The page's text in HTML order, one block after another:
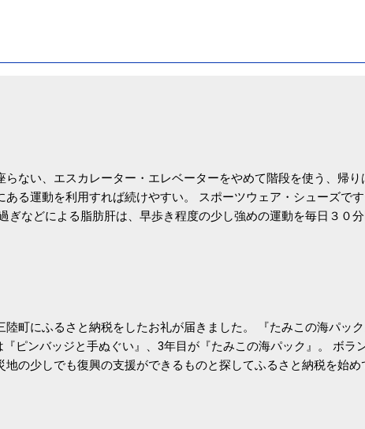
らない、エスカレーター・エレベーターをやめて階段を使う、帰
ある運動を利用すれば続けやすい。 スポーツウェア・シューズで
などによる脂肪肝は、早歩き程度の少し強めの運動を毎日３０分
疾患。体重は減らなくても効果があるという。 正田教授は「汗ば
有用」としている。 脂肪肝、毎日３０分の早歩きで改善 筑波大「
陸町にふるさと納税をしたお礼が届きました。 『たみこの海パッ
『ピンバッジと手ぬぐい』、3年目が『たみこの海パック』。 ボラ
地の少しでも復興の支援ができるものと探してふるさと納税を始め
うこともあって始めたのですが、節税になるほど稼げていないので